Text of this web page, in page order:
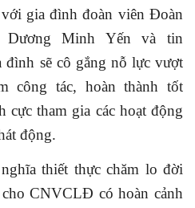
gia đình đoàn viên Đoàn
Dương Minh Yếnvà tin
sẽ cô gắng nỗ lực vượt
công tác, hoàn thành tốt
cực tham gia các hoạt động
động.
thiết thực chăm lo đời
CNVCLĐ có hoàn cảnh